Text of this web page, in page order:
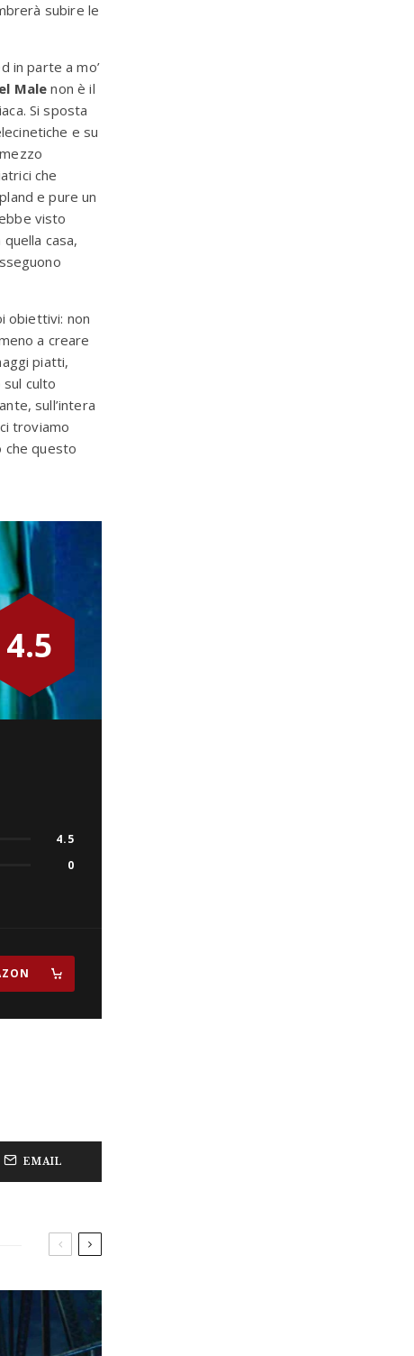
subire le
in parte a mo’
Male non è il
Si sposta
e su
che
e pure un
visto
casa,
obiettivi: non
a creare
piatti,
culto
sull’intera
troviamo
che questo
4.5
0
4.5
EMAIL